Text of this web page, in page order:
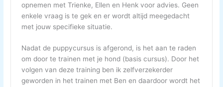
opnemen met Trienke, Ellen en Henk voor advies. Geen
enkele vraag is te gek en er wordt altijd meegedacht
met jouw specifieke situatie.
Nadat de puppycursus is afgerond, is het aan te raden
om door te trainen met je hond (basis cursus). Door het
volgen van deze training ben ik zelfverzekerder
geworden in het trainen met Ben en daardoor wordt het